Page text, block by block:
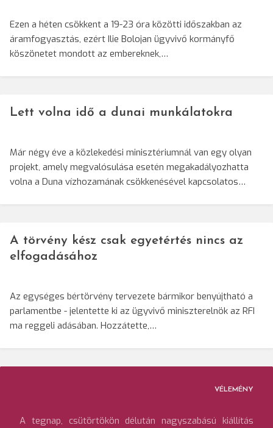
Ezen a héten csökkent a 19-23 óra közötti időszakban az
áramfogyasztás, ezért Ilie Bolojan ügyvivő kormányfő
köszönetet mondott az embereknek,…
Lett volna idő a dunai munkálatokra
Már négy éve a közlekedési minisztériumnál van egy olyan
projekt, amely megvalósulása esetén megakadályozhatta
volna a Duna vízhozamának csökkenésével kapcsolatos…
A törvény kész csak egyetértés nincs az
elfogadásához
Az egységes bértörvény tervezete bármikor benyújtható a
parlamentbe - jelentette ki az ügyvivő miniszterelnök az RFI
ma reggeli adásában. Hozzátette,…
VÉLEMÉNY
A tegnap, csütörtökön délután nagyszabású kiállítás